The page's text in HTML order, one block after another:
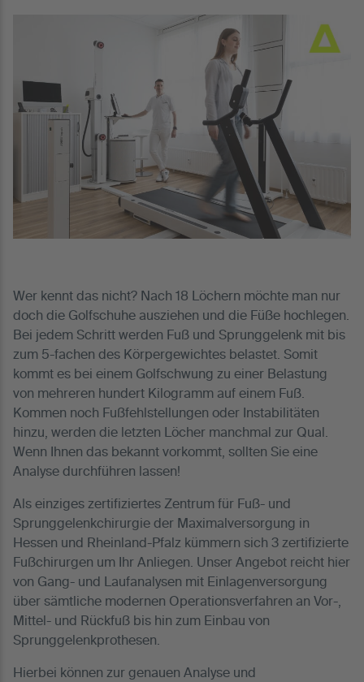
Wer kennt das nicht? Nach 18 Löchern möchte man nur
doch die Golfschuhe ausziehen und die Füße hochlegen.
Bei jedem Schritt werden Fuß und Sprunggelenk mit bis
zum 5-fachen des Körpergewichtes belastet. Somit
kommt es bei einem Golfschwung zu einer Belastung
von mehreren hundert Kilogramm auf einem Fuß.
Kommen noch Fußfehlstellungen oder Instabilitäten
hinzu, werden die letzten Löcher manchmal zur Qual.
Wenn Ihnen das bekannt vorkommt, sollten Sie eine
Analyse durchführen lassen!
Als einziges zertifiziertes Zentrum für Fuß- und
Sprunggelenkchirurgie der Maximalversorgung in
Hessen und Rheinland-Pfalz kümmern sich 3 zertifizierte
Fußchirurgen um Ihr Anliegen. Unser Angebot reicht hier
von Gang- und Laufanalysen mit Einlagenversorgung
über sämtliche modernen Operationsverfahren an Vor-,
Mittel- und Rückfuß bis hin zum Einbau von
Sprunggelenkprothesen.
Hierbei können zur genauen Analyse und